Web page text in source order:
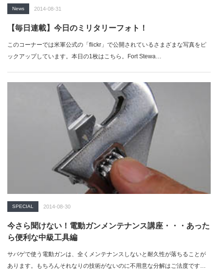
News 2014-08-31
【毎日連載】今日のミリタリーフォト！
このコーナーでは米軍公式の「flickr」で公開されているさまざまな写真をピ
ックアップしています。本日の1枚はこちら。Fort Stewa…
SPECIAL 2014-08-30
今さら聞けない！電動ガンメンテナンス講座・・・あった
ら便利な中級工具編
サバゲで使う電動ガンは、全くメンテナンスしないと耐久性が落ちることが
あります。もちろんそれなりの技術がないのに不用意な分解はご法度です